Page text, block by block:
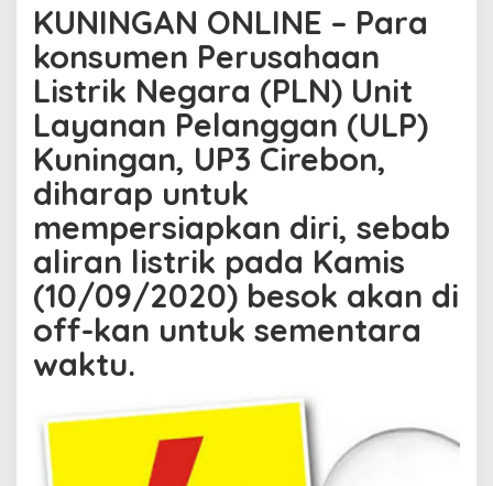
KUNINGAN ONLINE – Para
konsumen Perusahaan
Listrik Negara (PLN) Unit
Layanan Pelanggan (ULP)
Kuningan, UP3 Cirebon,
diharap untuk
mempersiapkan diri, sebab
aliran listrik pada Kamis
(10/09/2020) besok akan di
off-kan untuk sementara
waktu.